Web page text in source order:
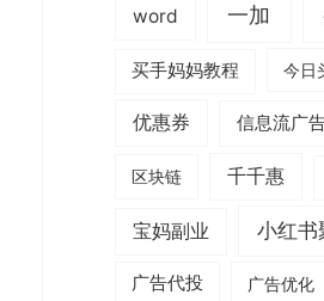
word 一加
买手妈妈教程 今日
优惠券 信息流广
区块链 千千惠
宝妈副业 小红书
广告代投 广告优化